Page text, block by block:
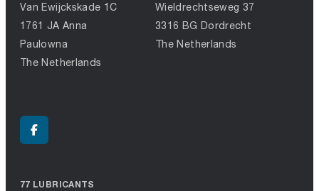
Van Ewijckskade 1C
1761 JA Anna
Paulowna
The Netherlands
Wieldrechtseweg 37
3316 BG Dordrecht
The Netherlands
77 LUBRICANTS